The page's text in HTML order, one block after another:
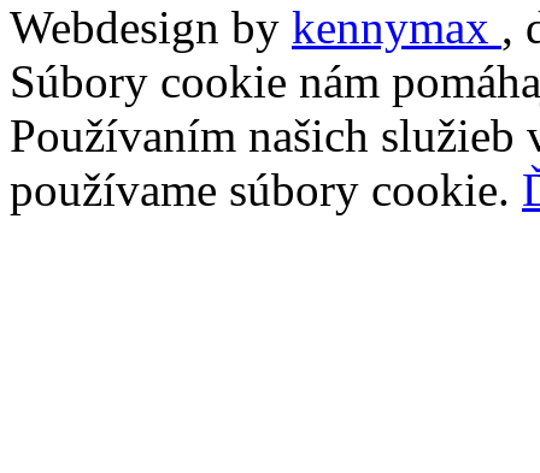
Webdesign by kennymax ,
Súbory cookie nám
Používaním našich služieb
používame súbory cookie.